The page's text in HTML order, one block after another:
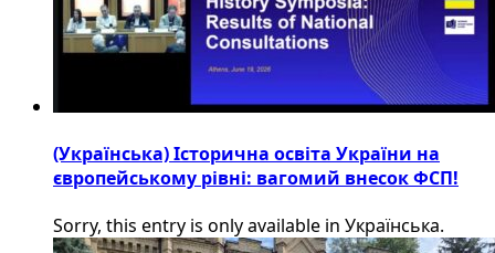
(Українська) Історична освіта України на
європейському рівні: вагомий внесок ФСП!
Sorry, this entry is only available in Українська.